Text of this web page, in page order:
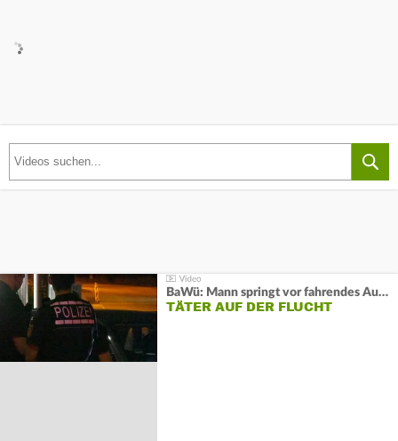
BaWü: Mann springt vor fahrendes Auto und schießt
TÄTER AUF DER FLUCHT